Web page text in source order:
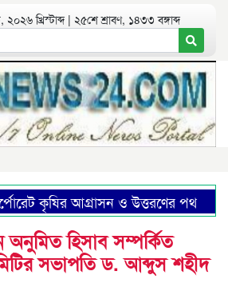
খ্রিস্টাব্দ | ২৫শে শ্রাবণ, ১৪৩৩ বঙ্গাব্দ
কৃষির আগ্রাসন ও উত্তরণের পথ
অনুমিত হিসাব সম্পর্কিত
সভাপতি ড. আব্দুস শহীদ